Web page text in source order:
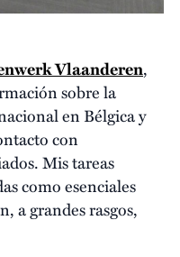
Vlaanderen,
sobre la
en Bélgica y
con
Mis tareas
como esenciales
a grandes rasgos,